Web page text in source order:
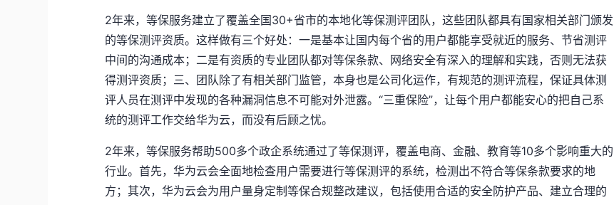
2年来，等保服务建立了覆盖全国30+省市的本地化等保测评团队，这些团队都具有国家相关部门颁发
的等保测评资质。这样做有三个好处：一是基本让国内每个省的用户都能享受就近的服务、节省测评
中间的沟通成本；二是有资质的专业团队都对等保条款、网络安全有深入的理解和实践，否则无法获
得测评资质；三、团队除了有相关部门监管，本身也是公司化运作，有规范的测评流程，保证具体测
评人员在测评中发现的各种漏洞信息不可能对外泄露。“三重保险”，让每个用户都能安心的把自己系
统的测评工作交给华为云，而没有后顾之忧。
2年来，等保服务帮助500多个政企系统通过了等保测评，覆盖电商、金融、教育等10多个影响重大的
行业。首先，华为云会全面地检查用户需要进行等保测评的系统，检测出不符合等保条款要求的地
方；其次，华为云会为用户量身定制等保合规整改建议，包括使用合适的安全防护产品、建立合理的